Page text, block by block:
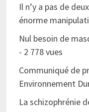
Il n’y a pas de
énorme
Nul besoin de
- 2 778 vues
Communiqué de
Environnement
La schizophrénie